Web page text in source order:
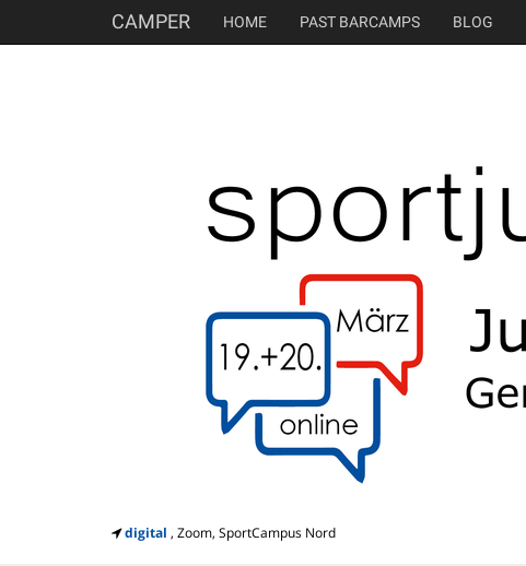
CAMPER HOME PAST BARCAMPS BLOG
digital , Zoom, SportCampus Nord